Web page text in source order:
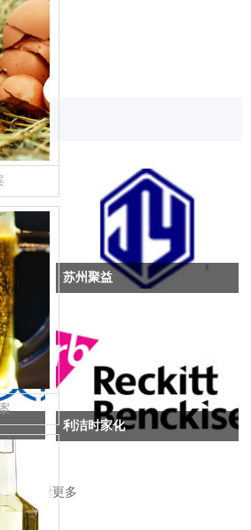
各种
下游
的客
现考
苏州聚益
下游有红塔公司，目前主要使用不
可折叠的IBC桶为主。现客户考虑降
低包装成本，故使用我司的
Combo285吨箱。
司是
材
橡胶
利洁时家化
查看更多